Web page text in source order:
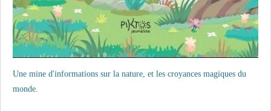
Une mine d'informations sur la nature, et les croyances magiques du
monde.